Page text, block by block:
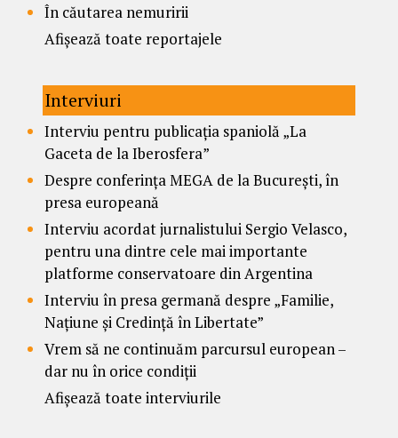
În căutarea nemuririi
Afișează toate reportajele
Interviuri
Interviu pentru publicația spaniolă „La
Gaceta de la Iberosfera”
Despre conferința MEGA de la București, în
presa europeană
Interviu acordat jurnalistului Sergio Velasco,
pentru una dintre cele mai importante
platforme conservatoare din Argentina
Interviu în presa germană despre „Familie,
Națiune și Credință în Libertate”
Vrem să ne continuăm parcursul european –
dar nu în orice condiții
Afișează toate interviurile